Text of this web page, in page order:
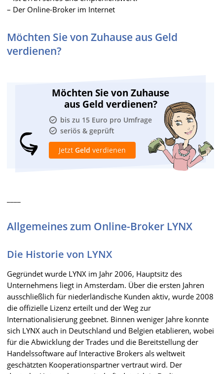
– Der Online-Broker im Internet
Möchten Sie von Zuhause aus Geld
verdienen?
Möchten Sie von Zuhause
aus Geld verdienen?
bis zu 15 Euro pro Umfrage
seriös & geprüft
Jetzt Geld verdienen
Allgemeines zum Online-Broker LYNX
Die Historie von LYNX
Gegründet wurde LYNX im Jahr 2006, Hauptsitz des
Unternehmens liegt in Amsterdam. Über die ersten Jahren
ausschließlich für niederländische Kunden aktiv, wurde 2008
die offizielle Lizenz erteilt und der Weg zur
Internationalisierung geebnet. Binnen weniger Jahre konnte
sich LYNX auch in Deutschland und Belgien etablieren, wobei
für die Abwicklung der Trades und die Bereitstellung der
Handelssoftware auf Interactive Brokers als weltweit
geschätzten Kooperationspartner vertraut wird. Der